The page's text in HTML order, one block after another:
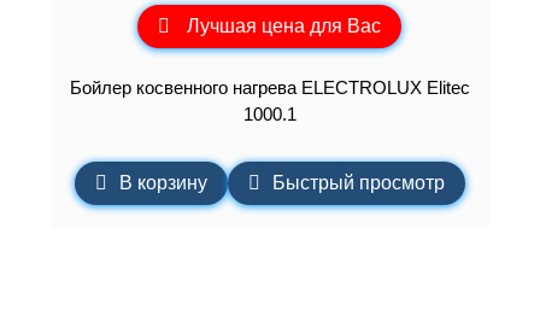
Лучшая цена для Вас
Бойлер косвенного нагрева ELECTROLUX Elitec
1000.1
В корзину Быстрый просмотр